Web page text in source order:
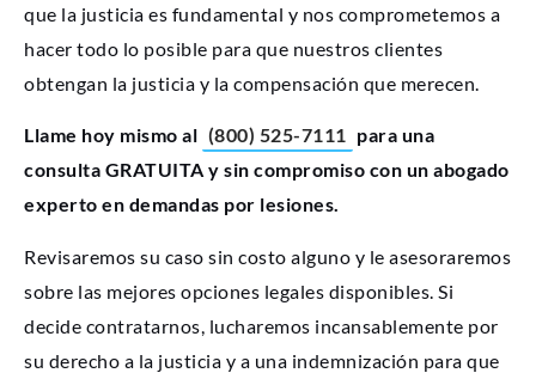
que la justicia es fundamental y nos comprometemos a
hacer todo lo posible para que nuestros clientes
obtengan la justicia y la compensación que merecen.
Llame hoy mismo al (800) 525-7111 para una
consulta GRATUITA y sin compromiso con un abogado
experto en demandas por lesiones.
Revisaremos su caso sin costo alguno y le asesoraremos
sobre las mejores opciones legales disponibles. Si
decide contratarnos, lucharemos incansablemente por
su derecho a la justicia y a una indemnización para que